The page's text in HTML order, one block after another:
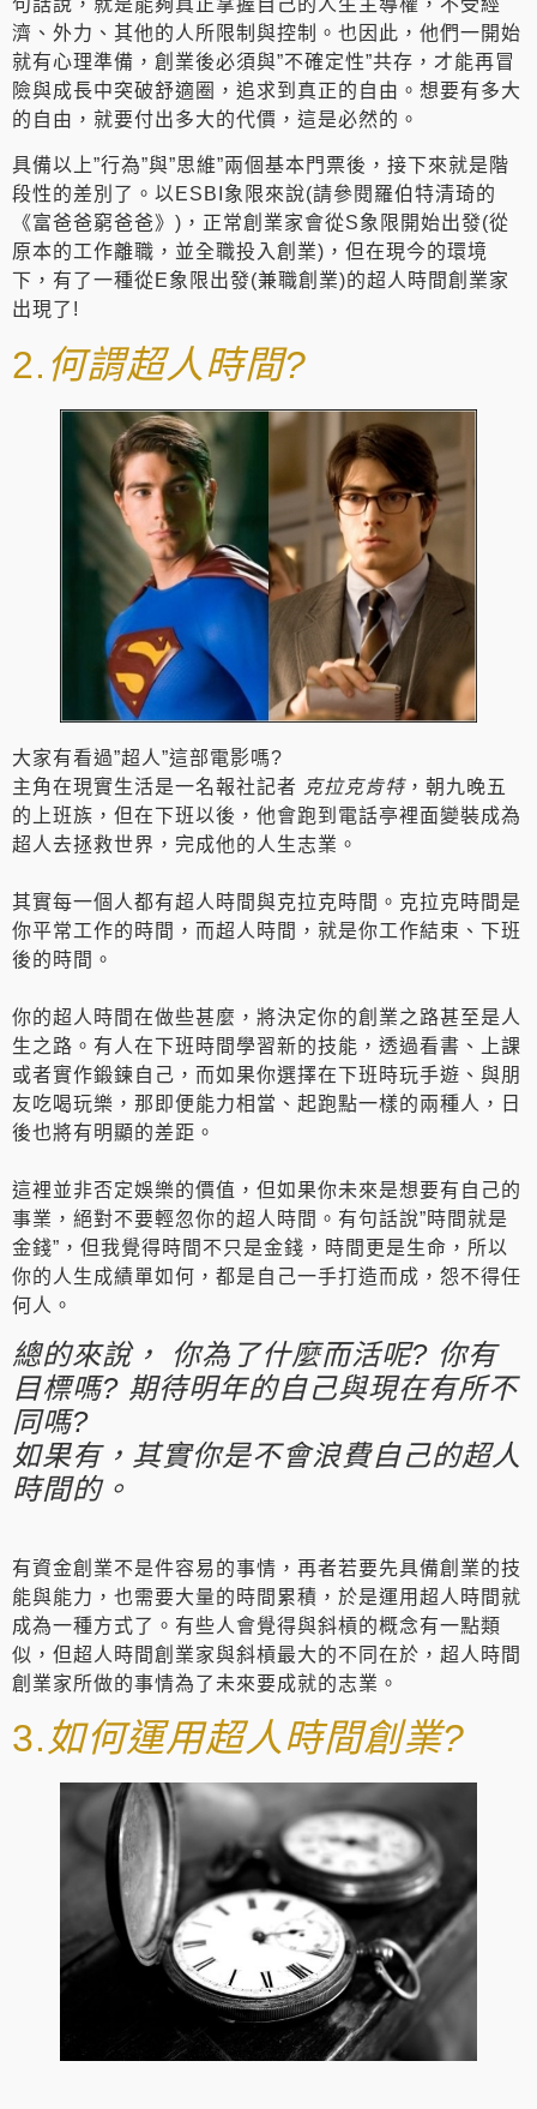
句話說，就是能夠真正掌握自己的人生主導權，不受經
濟、外力、其他的人所限制與控制。也因此，他們一開始
就有心理準備，創業後必須與”不確定性”共存，才能再冒
險與成長中突破舒適圈，追求到真正的自由。想要有多大
的自由，就要付出多大的代價，這是必然的。
具備以上”行為”與”思維”兩個基本門票後，接下來就是階
段性的差別了。以ESBI象限來說(請參閱羅伯特清琦的
《富爸爸窮爸爸》)，正常創業家會從S象限開始出發(從
原本的工作離職，並全職投入創業)，但在現今的環境
下，有了一種從E象限出發(兼職創業)的超人時間創業家
出現了!
2. 何謂超人時間?
大家有看過”超人”這部電影嗎?
主角在現實生活是一名報社記者 克拉克肯特，朝九晚五
的上班族，但在下班以後，他會跑到電話亭裡面變裝成為
超人去拯救世界，完成他的人生志業。
其實每一個人都有超人時間與克拉克時間。克拉克時間是
你平常工作的時間，而超人時間，就是你工作結束、下班
後的時間。
你的超人時間在做些甚麼，將決定你的創業之路甚至是人
生之路。有人在下班時間學習新的技能，透過看書、上課
或者實作鍛鍊自己，而如果你選擇在下班時玩手遊、與朋
友吃喝玩樂，那即便能力相當、起跑點一樣的兩種人，日
後也將有明顯的差距。
這裡並非否定娛樂的價值，但如果你未來是想要有自己的
事業，絕對不要輕忽你的超人時間。有句話說”時間就是
金錢”，但我覺得時間不只是金錢，時間更是生命，所以
你的人生成績單如何，都是自己一手打造而成，怨不得任
何人。
總的來說， 你為了什麼而活呢? 你有
目標嗎? 期待明年的自己與現在有所不
同嗎?
如果有，其實你是不會浪費自己的超人
時間的。
有資金創業不是件容易的事情，再者若要先具備創業的技
能與能力，也需要大量的時間累積，於是運用超人時間就
成為一種方式了。有些人會覺得與斜槓的概念有一點類
似，但超人時間創業家與斜槓最大的不同在於，超人時間
創業家所做的事情為了未來要成就的志業。
3. 如何運用超人時間創業?